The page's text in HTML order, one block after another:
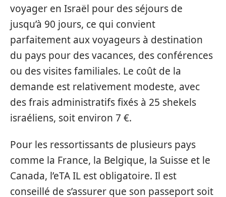
voyager en Israël pour des séjours de
jusqu’à 90 jours, ce qui convient
parfaitement aux voyageurs à destination
du pays pour des vacances, des conférences
ou des visites familiales. Le coût de la
demande est relativement modeste, avec
des frais administratifs fixés à 25 shekels
israéliens, soit environ 7 €.
Pour les ressortissants de plusieurs pays
comme la France, la Belgique, la Suisse et le
Canada, l’eTA IL est obligatoire. Il est
conseillé de s’assurer que son passeport soit